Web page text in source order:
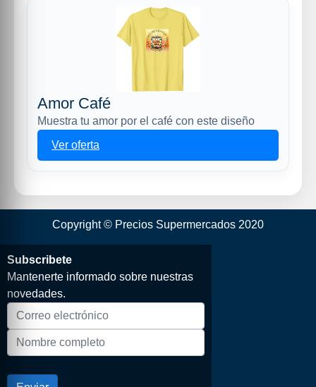
Amor Café
Muestra tu amor por el café con este diseño
Ver oferta
Copyright © Precios Supermercados 2020
Subscribete
Mantenerte informado sobre nuestras
novedades.